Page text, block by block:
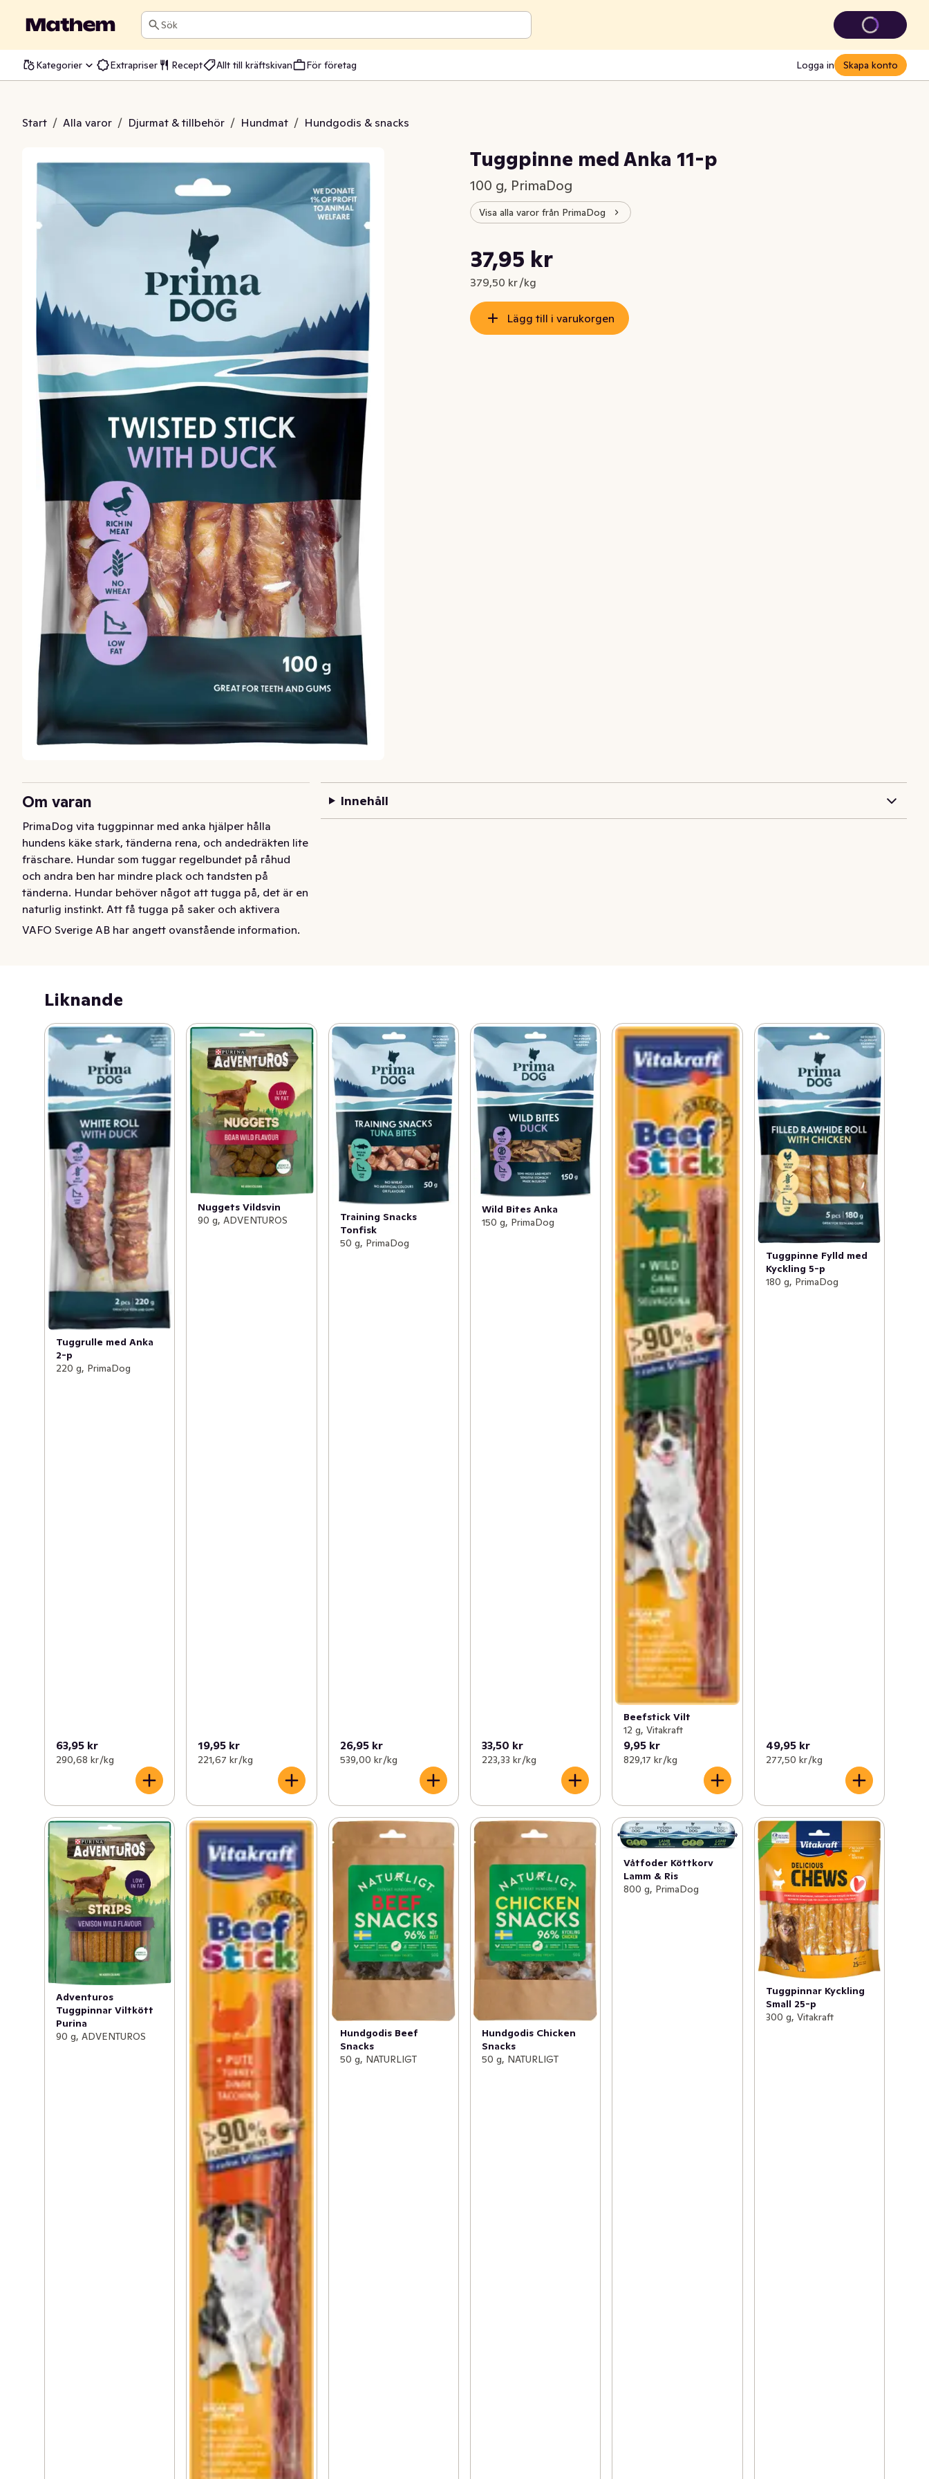
Sök
Kategorier Extrapriser Recept Allt till kräftskivan För företag Logga in Skapa konto
Start / Alla varor / Djurmat & tillbehör / Hundmat / Hundgodis & snacks
med Anka 11-p
Tuggpinne med Anka 11-p
100 g, PrimaDog
Visa alla varor från PrimaDog
Nuvarande pris är: 37,95 kr
37,95 kr
379,50 kr /kg
Styckpris: 379,50 kr /kg
Lägg till i varukorgen
Om varan
PrimaDog vita tuggpinnar med anka hjälper hålla
hundens käke stark, tänderna rena, och andedräkten lite
fräschare. Hundar som tuggar regelbundet på råhud
och andra ben har mindre plack och tandsten på
tänderna. Hundar behöver något att tugga på, det är en
naturlig instinkt. Att få tugga på saker och aktivera
käkmusklerna ordentligt är en viktig del av hundars
1% av vinsten skänks till hundar i nöd
Alla hundar förtjänar ett hem där de blir älskade.
PrimaDog vill ta sitt ansvar, därför donerar dem 1% av
vinsten till verksamheter som hjälper hemlösa och
utsatta hundar i Sverige. När du köper en PrimaDog
produkt så stödjer även du de verksamheterna.
PrimaDogs Tuggpinne med anka är ett delikat tuggben
som har lindats in i saftig ankfilé. Tuggbenet av nöthud
hjälper att hålla din hunds tänder rena, och ankfilén ger
den här lätta delikatessen smak.
PrimaDog-tuggbenen är läckra men lätta mellanmål,
som erbjuder din hund både aktivering och mekanisk
rengöring av tänderna. De mest kräsna hundarna blir till
exempel förtjusta i de tuggbensalternativ som har
lindats in i filé! De ankfiléer som finns runt pinnarna är
torkat kött, så se till att din hund alltid har tillgång till
friskt vatten. Man kan inte ersätta helfoder med godis.
VAFO Sverige AB har angett ovanstående information.
Innehåll
Liknande
Tuggrulle med Anka
2-p
220 g, PrimaDog
63,95 kr
290,68 kr /kg
Nuggets Vildsvin
90 g, ADVENTUROS
19,95 kr
221,67 kr /kg
Training Snacks
Tonfisk
50 g, PrimaDog
26,95 kr
539,00 kr /kg
Wild Bites Anka
150 g, PrimaDog
33,50 kr
223,33 kr /kg
Beefstick Vilt
12 g, Vitakraft
9,95 kr
829,17 kr /kg
Tuggpinne Fylld med
Kyckling 5-p
180 g, PrimaDog
49,95 kr
277,50 kr /kg
Adventuros
Tuggpinnar Viltkött
Purina
90 g, ADVENTUROS
Hundgodis Beef
Snacks
50 g, NATURLIGT
Hundgodis Chicken
Snacks
50 g, NATURLIGT
Våtfoder Köttkorv
Lamm & Ris
800 g, PrimaDog
Tuggpinnar Kyckling
Small 25-p
300 g, Vitakraft